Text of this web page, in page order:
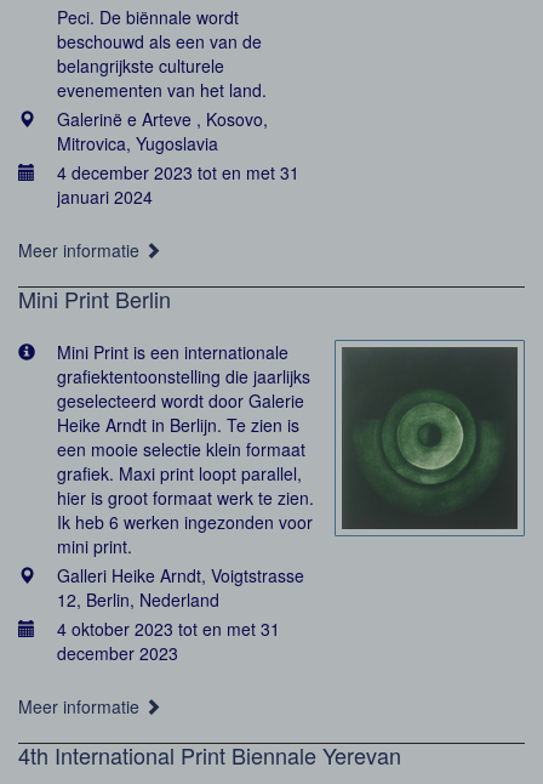
Peci. De biënnale wordt
beschouwd als een van de
belangrijkste culturele
evenementen van het land.
Galerinë e Arteve , Kosovo,
Mitrovica, Yugoslavia
4 december 2023 tot en met 31
januari 2024
Meer informatie
Mini Print Berlin
Mini Print is een internationale
grafiektentoonstelling die jaarlijks
geselecteerd wordt door Galerie
Heike Arndt in Berlijn. Te zien is
een mooie selectie klein formaat
grafiek. Maxi print loopt parallel,
hier is groot formaat werk te zien.
Ik heb 6 werken ingezonden voor
mini print.
Galleri Heike Arndt, Voigtstrasse
12, Berlin, Nederland
4 oktober 2023 tot en met 31
december 2023
Meer informatie
4th International Print Biennale Yerevan